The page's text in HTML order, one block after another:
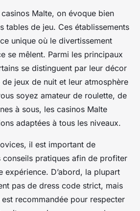
Malte, on évoque bien
tables de jeu. Ces établissements
unique où le divertissement
se mêlent. Parmi les principaux
se distinguent par leur décor
jeux de nuit et leur atmosphère
soyez amateur de roulette, de
à sous, les casinos Malte
adaptées à tous les niveaux.
il est important de
conseils pratiques afin de profiter
expérience. D’abord, la plupart
pas de dress code strict, mais
recommandée pour respecter